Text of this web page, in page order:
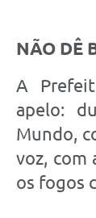
NÃO DÊ
A
apelo:
Mundo,
voz, com
os fogos